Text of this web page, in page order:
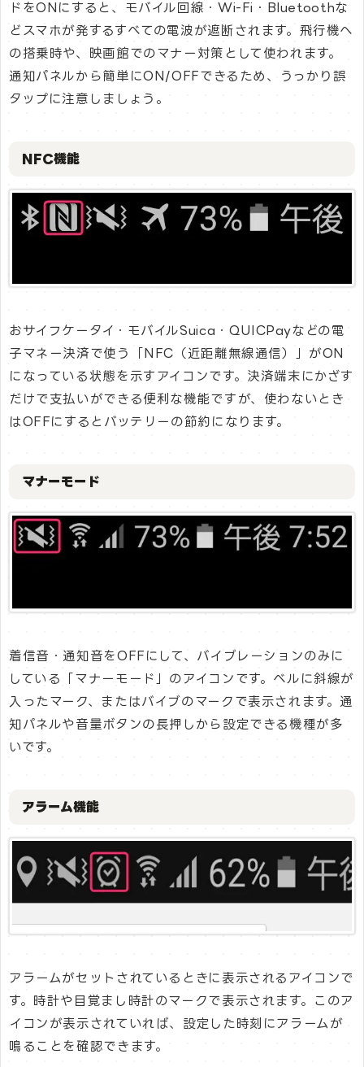
ドをONにすると、モバイル回線・Wi-Fi・Bluetoothな
どスマホが発するすべての電波が遮断されます。飛行機へ
の搭乗時や、映画館でのマナー対策として使われます。
通知パネルから簡単にON/OFFできるため、うっかり誤
タップに注意しましょう。
NFC機能
おサイフケータイ・モバイルSuica・QUICPayなどの電
子マネー決済で使う「NFC（近距離無線通信）」がON
になっている状態を示すアイコンです。決済端末にかざす
だけで支払いができる便利な機能ですが、使わないとき
はOFFにするとバッテリーの節約になります。
マナーモード
着信音・通知音をOFFにして、バイブレーションのみに
している「マナーモード」のアイコンです。ベルに斜線が
入ったマーク、またはバイブのマークで表示されます。通
知パネルや音量ボタンの長押しから設定できる機種が多
いです。
アラーム機能
アラームがセットされているときに表示されるアイコンで
す。時計や目覚まし時計のマークで表示されます。このア
イコンが表示されていれば、設定した時刻にアラームが
鳴ることを確認できます。